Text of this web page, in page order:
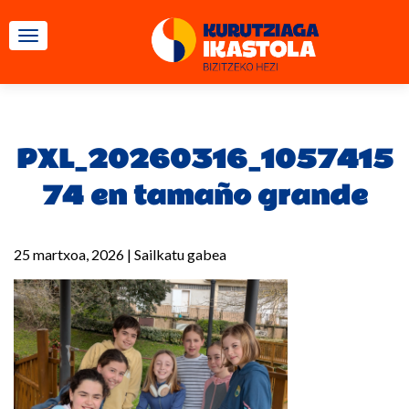
TOGGLE NAVIGATION
PXL_20260316_1057415
74 en tamaño grande
25 martxoa, 2026 | Sailkatu gabea